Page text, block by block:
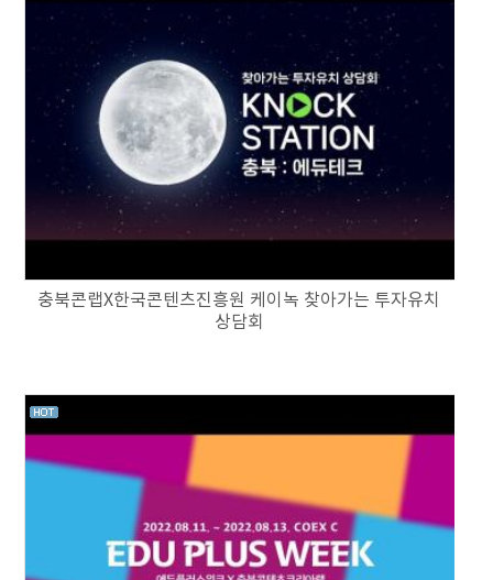
충북콘랩X한국콘텐츠진흥원 케이녹 찾아가는 투자유치
상담회